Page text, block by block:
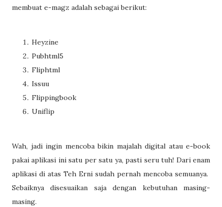
membuat e-magz adalah sebagai berikut:
Heyzine
Pubhtml5
Fliphtml
Issuu
Flippingbook
Uniflip
Wah, jadi ingin mencoba bikin majalah digital atau e-book
pakai aplikasi ini satu per satu ya, pasti seru tuh! Dari enam
aplikasi di atas Teh Erni sudah pernah mencoba semuanya.
Sebaiknya disesuaikan saja dengan kebutuhan masing-
masing.